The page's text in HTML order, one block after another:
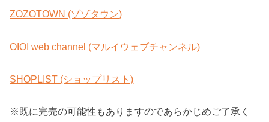
ZOZOTOWN (ゾゾタウン)
OIOI web channel (マルイウェブチャンネル)
SHOPLIST (ショップリスト)
※既に完売の可能性もありますのであらかじめご了承く